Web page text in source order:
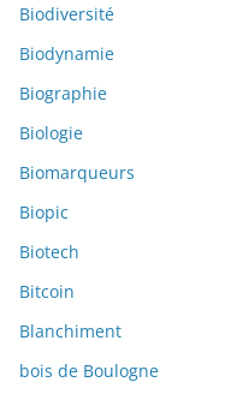
Biodiversité
Biodynamie
Biographie
Biologie
Biomarqueurs
Biopic
Biotech
Bitcoin
Blanchiment
bois de Boulogne